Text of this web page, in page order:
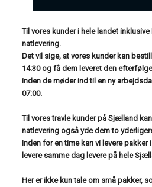
Til vores kunder i hele landet
natlevering.
Det vil sige, at vores kunder kan
14:30 og få dem leveret den
inden de møder ind til en ny
07:00.
Til vores travle kunder på Sjælland
natlevering også yde dem to
Inden for en time kan vi levere pakker
levere samme dag levere på hele
Her er ikke kun tale om små pakker,